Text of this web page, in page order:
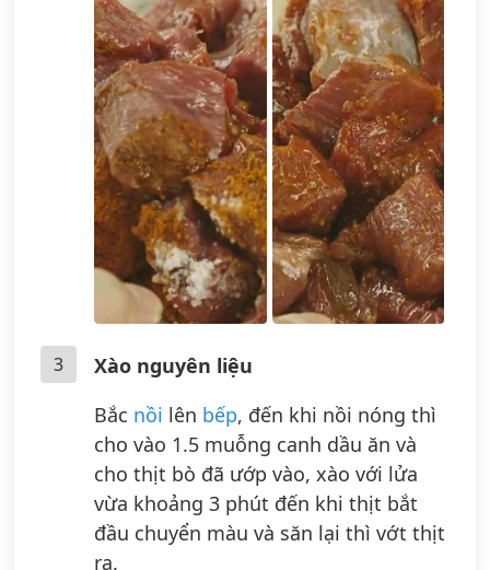
3
Xào nguyên liệu
Bắc nồi lên bếp, đến khi nồi nóng thì
cho vào 1.5 muỗng canh dầu ăn và
cho thịt bò đã ướp vào, xào với lửa
vừa khoảng 3 phút đến khi thịt bắt
đầu chuyển màu và săn lại thì vớt thịt
ra.